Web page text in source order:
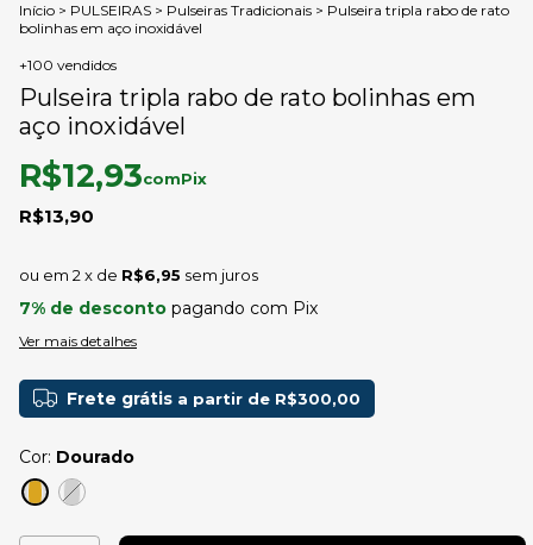
Início > PULSEIRAS > Pulseiras Tradicionais > Pulseira tripla rabo de rato
bolinhas em aço inoxidável
+100 vendidos
Pulseira tripla rabo de rato bolinhas em
aço inoxidável
R$13,90
R$12,93comPix
2 x de R$6,95 sem juros
7% de desconto pagando com Pix
Ver mais detalhes
Frete grátis a partir de R$300,00
Cor: Dourado